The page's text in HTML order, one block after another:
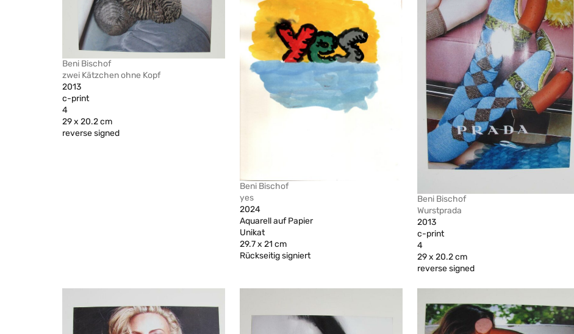
Beni Bischof
zwei Kätzchen ohne Kopf
2013
c-print
4
29 x 20.2 cm
reverse signed
Beni Bischof
yes
2024
Aquarell auf Papier
Unikat
29.7 x 21 cm
Rückseitig signiert
Beni Bischof
Wurstprada
2013
c-print
4
29 x 20.2 cm
reverse signed